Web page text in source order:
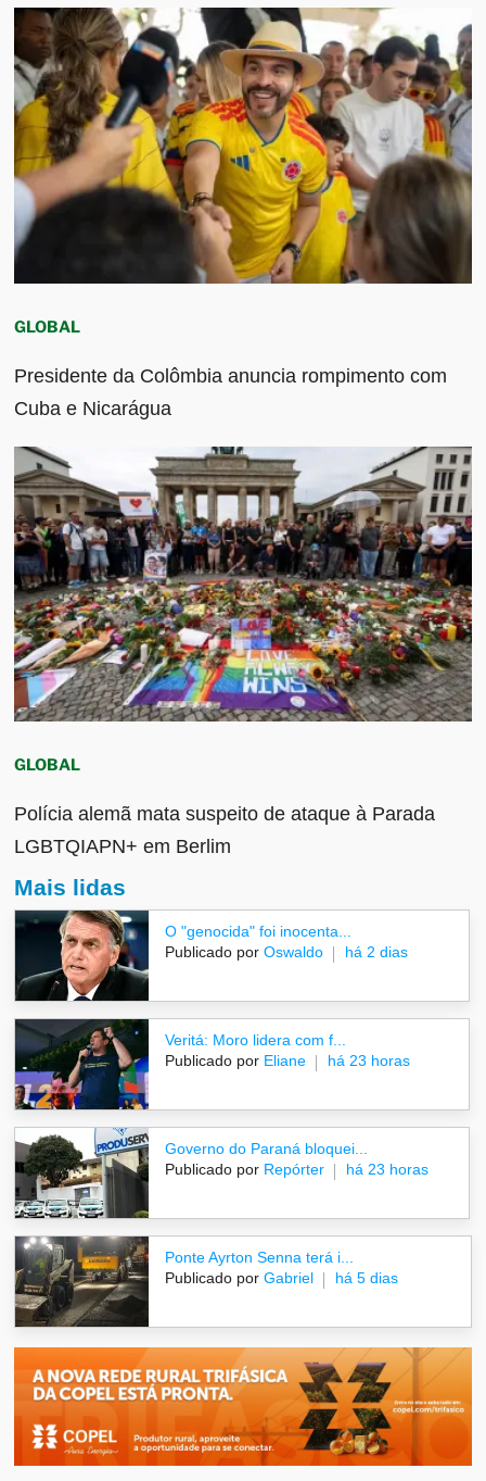
GLOBAL
Presidente da Colômbia anuncia rompimento com
Cuba e Nicarágua
GLOBAL
Polícia alemã mata suspeito de ataque à Parada
LGBTQIAPN+ em Berlim
Mais lidas
O "genocida" foi inocenta...
Publicado por Oswaldo há 2 dias
Veritá: Moro lidera com f...
Publicado por Eliane há 23 horas
Governo do Paraná bloquei...
Publicado por Repórter há 23 horas
Ponte Ayrton Senna terá i...
Publicado por Gabriel há 5 dias